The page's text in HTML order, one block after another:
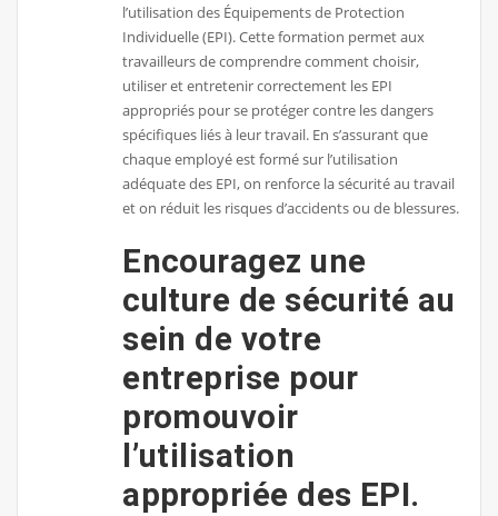
l’utilisation des Équipements de Protection
Individuelle (EPI). Cette formation permet aux
travailleurs de comprendre comment choisir,
utiliser et entretenir correctement les EPI
appropriés pour se protéger contre les dangers
spécifiques liés à leur travail. En s’assurant que
chaque employé est formé sur l’utilisation
adéquate des EPI, on renforce la sécurité au travail
et on réduit les risques d’accidents ou de blessures.
Encouragez une
culture de sécurité au
sein de votre
entreprise pour
promouvoir
l’utilisation
appropriée des EPI.